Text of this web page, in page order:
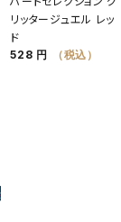
リッタージュエル レッ
ド
528 円 （税込）